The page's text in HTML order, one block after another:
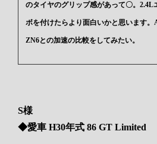
のタイヤのグリップ感があって〇。2.4L
ボを付けたらより面白いかと思います
ZN6との加速の比較をしてみたい。
S様
◆愛車 H30年式 86 GT Limited